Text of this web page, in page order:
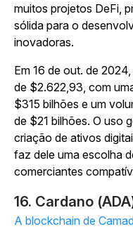
muitos projetos DeFi,
sólida para o
inovadoras.
Em 16 de out. de
de $2.622,93, com
$315 bilhões e um
de $21 bilhões. O uso
criação de ativos
faz dele uma escolha
comerciantes
16. Cardano
A blockchain de